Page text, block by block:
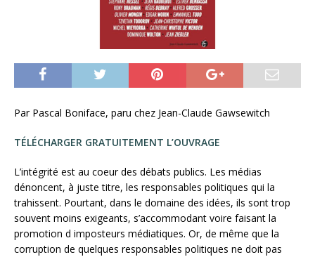
Par Pascal Boniface, paru chez Jean-Claude Gawsewitch
TÉLÉCHARGER GRATUITEMENT L’OUVRAGE
L’intégrité est au coeur des débats publics. Les médias
dénoncent, à juste titre, les responsables politiques qui la
trahissent. Pourtant, dans le domaine des idées, ils sont trop
souvent moins exigeants, s’accommodant voire faisant la
promotion d imposteurs médiatiques. Or, de même que la
corruption de quelques responsables politiques ne doit pas